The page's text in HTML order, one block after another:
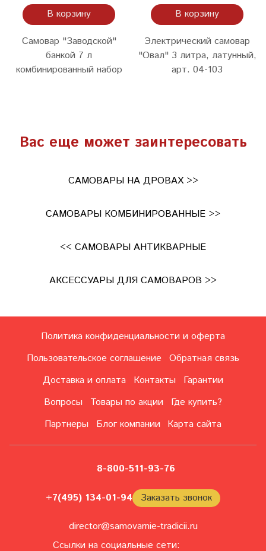
В корзину
Самовар "Заводской"
банкой 7 л
комбинированный набор
В корзину
Электрический самовар
"Овал" 3 литра, латунный,
арт. 04-103
Вас еще может заинтересовать
САМОВАРЫ НА ДРОВАХ >>
САМОВАРЫ КОМБИНИРОВАННЫЕ >>
<< САМОВАРЫ АНТИКВАРНЫЕ
АКСЕССУАРЫ ДЛЯ САМОВАРОВ >>
Политика конфиденциальности и оферта
Пользовательское соглашение
Обратная связь
Доставка и оплата
Контакты
Гарантии
Вопросы
Товары по акции
Где купить?
Партнеры
Блог компании Карта сайта
8-800-511-93-76
+7(495) 134-01-94 Заказать звонок
director@samovarnie-tradicii.ru
Ссылки на социальные сети: